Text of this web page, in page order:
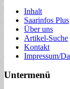
Inhalt
Saarinfos Plus
Über uns
Artikel-Suche
Kontakt
Impressum/
Untermenü